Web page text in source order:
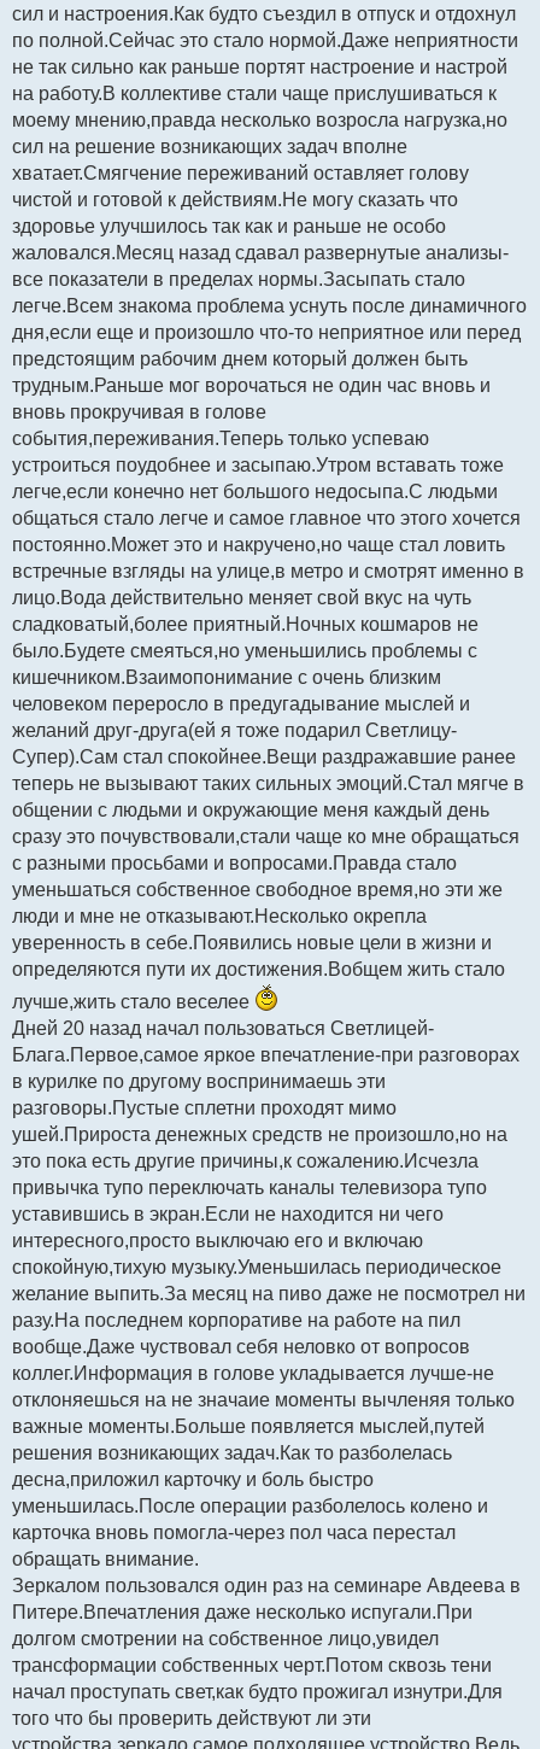
е
сил и настроения.Как будто съездил в отпуск и отдохнул
по полной.Сейчас это стало нормой.Даже неприятности
не так сильно как раньше портят настроение и настрой
на работу.В коллективе стали чаще прислушиваться к
моему мнению,правда несколько возросла нагрузка,но
сил на решение возникающих задач вполне
хватает.Смягчение переживаний оставляет голову
чистой и готовой к действиям.Не могу сказать что
здоровье улучшилось так как и раньше не особо
жаловался.Месяц назад сдавал развернутые анализы-
все показатели в пределах нормы.Засыпать стало
легче.Всем знакома проблема уснуть после динамичного
дня,если еще и произошло что-то неприятное или перед
предстоящим рабочим днем который должен быть
трудным.Раньше мог ворочаться не один час вновь и
вновь прокручивая в голове
события,переживания.Теперь только успеваю
устроиться поудобнее и засыпаю.Утром вставать тоже
легче,если конечно нет большого недосыпа.С людьми
общаться стало легче и самое главное что этого хочется
постоянно.Может это и накручено,но чаще стал ловить
встречные взгляды на улице,в метро и смотрят именно в
лицо.Вода действительно меняет свой вкус на чуть
сладковатый,более приятный.Ночных кошмаров не
было.Будете смеяться,но уменьшились проблемы с
кишечником.Взаимопонимание с очень близким
человеком переросло в предугадывание мыслей и
желаний друг-друга(ей я тоже подарил Светлицу-
Супер).Сам стал спокойнее.Вещи раздражавшие ранее
теперь не вызывают таких сильных эмоций.Стал мягче в
общении с людьми и окружающие меня каждый день
сразу это почувствовали,стали чаще ко мне обращаться
с разными просьбами и вопросами.Правда стало
уменьшаться собственное свободное время,но эти же
люди и мне не отказывают.Несколько окрепла
уверенность в себе.Появились новые цели в жизни и
определяются пути их достижения.Вобщем жить стало
лучше,жить стало веселее
Дней 20 назад начал пользоваться Светлицей-
Блага.Первое,самое яркое впечатление-при разговорах
в курилке по другому воспринимаешь эти
разговоры.Пустые сплетни проходят мимо
ушей.Прироста денежных средств не произошло,но на
это пока есть другие причины,к сожалению.Исчезла
привычка тупо переключать каналы телевизора тупо
уставившись в экран.Если не находится ни чего
интересного,просто выключаю его и включаю
спокойную,тихую музыку.Уменьшилась периодическое
желание выпить.За месяц на пиво даже не посмотрел ни
разу.На последнем корпоративе на работе на пил
вообще.Даже чуствовал себя неловко от вопросов
коллег.Информация в голове укладывается лучше-не
отклоняешься на не значаие моменты вычленяя только
важные моменты.Больше появляется мыслей,путей
решения возникающих задач.Как то разболелась
десна,приложил карточку и боль быстро
уменьшилась.После операции разболелось колено и
карточка вновь помогла-через пол часа перестал
обращать внимание.
Зеркалом пользовался один раз на семинаре Авдеева в
Питере.Впечатления даже несколько испугали.При
долгом смотрении на собственное лицо,увидел
трансформации собственных черт.Потом сквозь тени
начал проступать свет,как будто прожигал изнутри.Для
того что бы проверить действуют ли эти
устройства,зеркало самое подходящее устройство.Ведь